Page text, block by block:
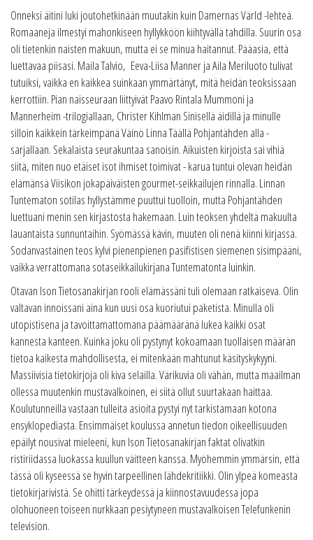
Onneksi äitini luki joutohetkinään muutakin kuin Damernas Värld -lehteä.
Romaaneja ilmestyi mahonkiseen hyllykköön kiihtyvällä tahdilla. Suurin osa
oli tietenkin naisten makuun, mutta ei se minua haitannut. Pääasia, että
luettavaa piisasi. Maila Talvio, Eeva-Liisa Manner ja Aila Meriluoto tulivat
tutuiksi, vaikka en kaikkea suinkaan ymmärtänyt, mitä heidän teoksissaan
kerrottiin. Pian naisseuraan liittyivät Paavo Rintala Mummoni ja
Mannerheim -trilogiallaan, Christer Kihlman Sinisellä äidillä ja minulle
silloin kaikkein tärkeimpänä Väinö Linna Täällä Pohjantähden alla -
sarjallaan. Sekalaista seurakuntaa sanoisin. Aikuisten kirjoista sai vihiä
siitä, miten nuo etäiset isot ihmiset toimivat - karua tuntui olevan heidän
elämänsä Viisikon jokapäiväisten gourmet-seikkailujen rinnalla. Linnan
Tuntematon sotilas hyllystämme puuttui tuolloin, mutta Pohjantähden
luettuani menin sen kirjastosta hakemaan. Luin teoksen yhdeltä makuulta
lauantaista sunnuntaihin. Syömässä kävin, muuten oli nenä kiinni kirjassa.
Sodanvastainen teos kylvi pienenpienen pasifistisen siemenen sisimpääni,
vaikka verrattomana sotaseikkailukirjana Tuntematonta luinkin.
Otavan Ison Tietosanakirjan rooli elämässäni tuli olemaan ratkaiseva. Olin
valtavan innoissani aina kun uusi osa kuoriutui paketista. Minulla oli
utopistisena ja tavoittamattomana päämääränä lukea kaikki osat
kannesta kanteen. Kuinka joku oli pystynyt kokoamaan tuollaisen määrän
tietoa kaikesta mahdollisesta, ei mitenkään mahtunut käsityskykyyni.
Massiivisia tietokirjoja oli kiva selailla. Värikuvia oli vähän, mutta maailman
ollessa muutenkin mustavalkoinen, ei siitä ollut suurtakaan haittaa.
Koulutunneilla vastaan tulleita asioita pystyi nyt tarkistamaan kotona
ensyklopediasta. Ensimmäiset koulussa annetun tiedon oikeellisuuden
epäilyt nousivat mieleeni, kun Ison Tietosanakirjan faktat olivatkin
ristiriidassa luokassa kuullun väitteen kanssa. Myöhemmin ymmärsin, että
tässä oli kyseessä se hyvin tarpeellinen lähdekritiikki. Olin ylpeä komeasta
tietokirjarivistä. Se ohitti tärkeydessä ja kiinnostavuudessa jopa
olohuoneen toiseen nurkkaan pesiytyneen mustavalkoisen Telefunkenin
television.